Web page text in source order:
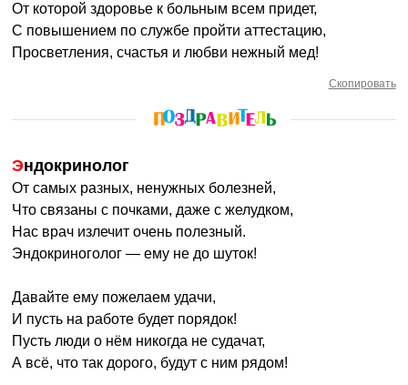
От которой здоровье к больным всем придет,
С повышением по службе пройти аттестацию,
Просветления, счастья и любви нежный мед!
Скопировать
Эндокринолог
От самых разных, ненужных болезней,
Что связаны с почками, даже с желудком,
Нас врач излечит очень полезный.
Эндокриноголог — ему не до шуток!
Давайте ему пожелаем удачи,
И пусть на работе будет порядок!
Пусть люди о нём никогда не судачат,
А всё, что так дорого, будут с ним рядом!